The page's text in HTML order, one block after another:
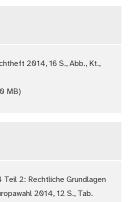
2014, 16 S., Abb., Kt.,
MB)
Teil 2: Rechtliche Grundlagen
2014, 12 S., Tab.